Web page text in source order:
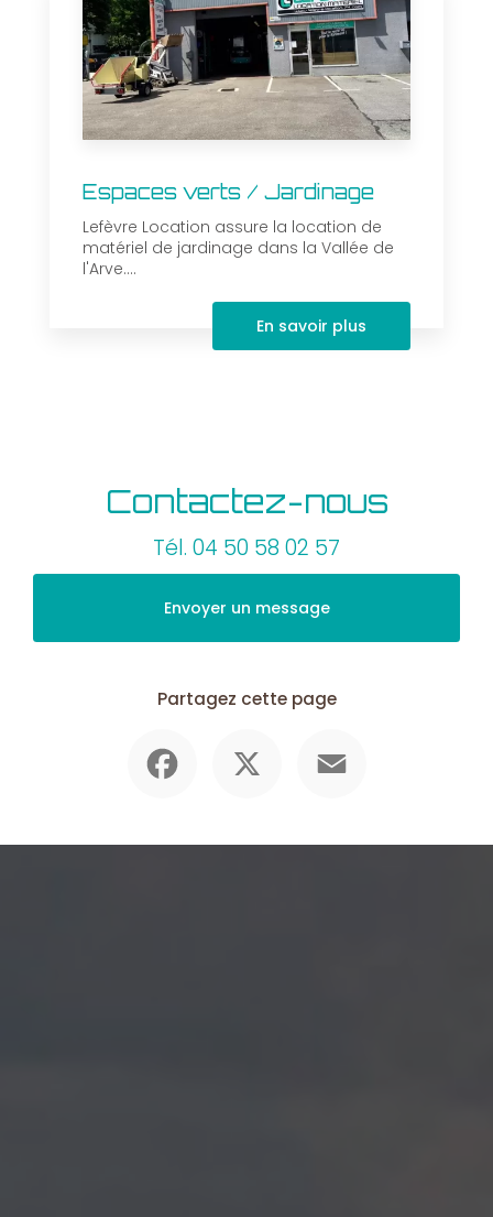
Espaces verts / Jardinage
Lefèvre Location assure la location de
matériel de jardinage dans la Vallée de
l'Arve....
En savoir plus
Contactez-nous
Tél. 04 50 58 02 57
Envoyer un message
Partagez cette page